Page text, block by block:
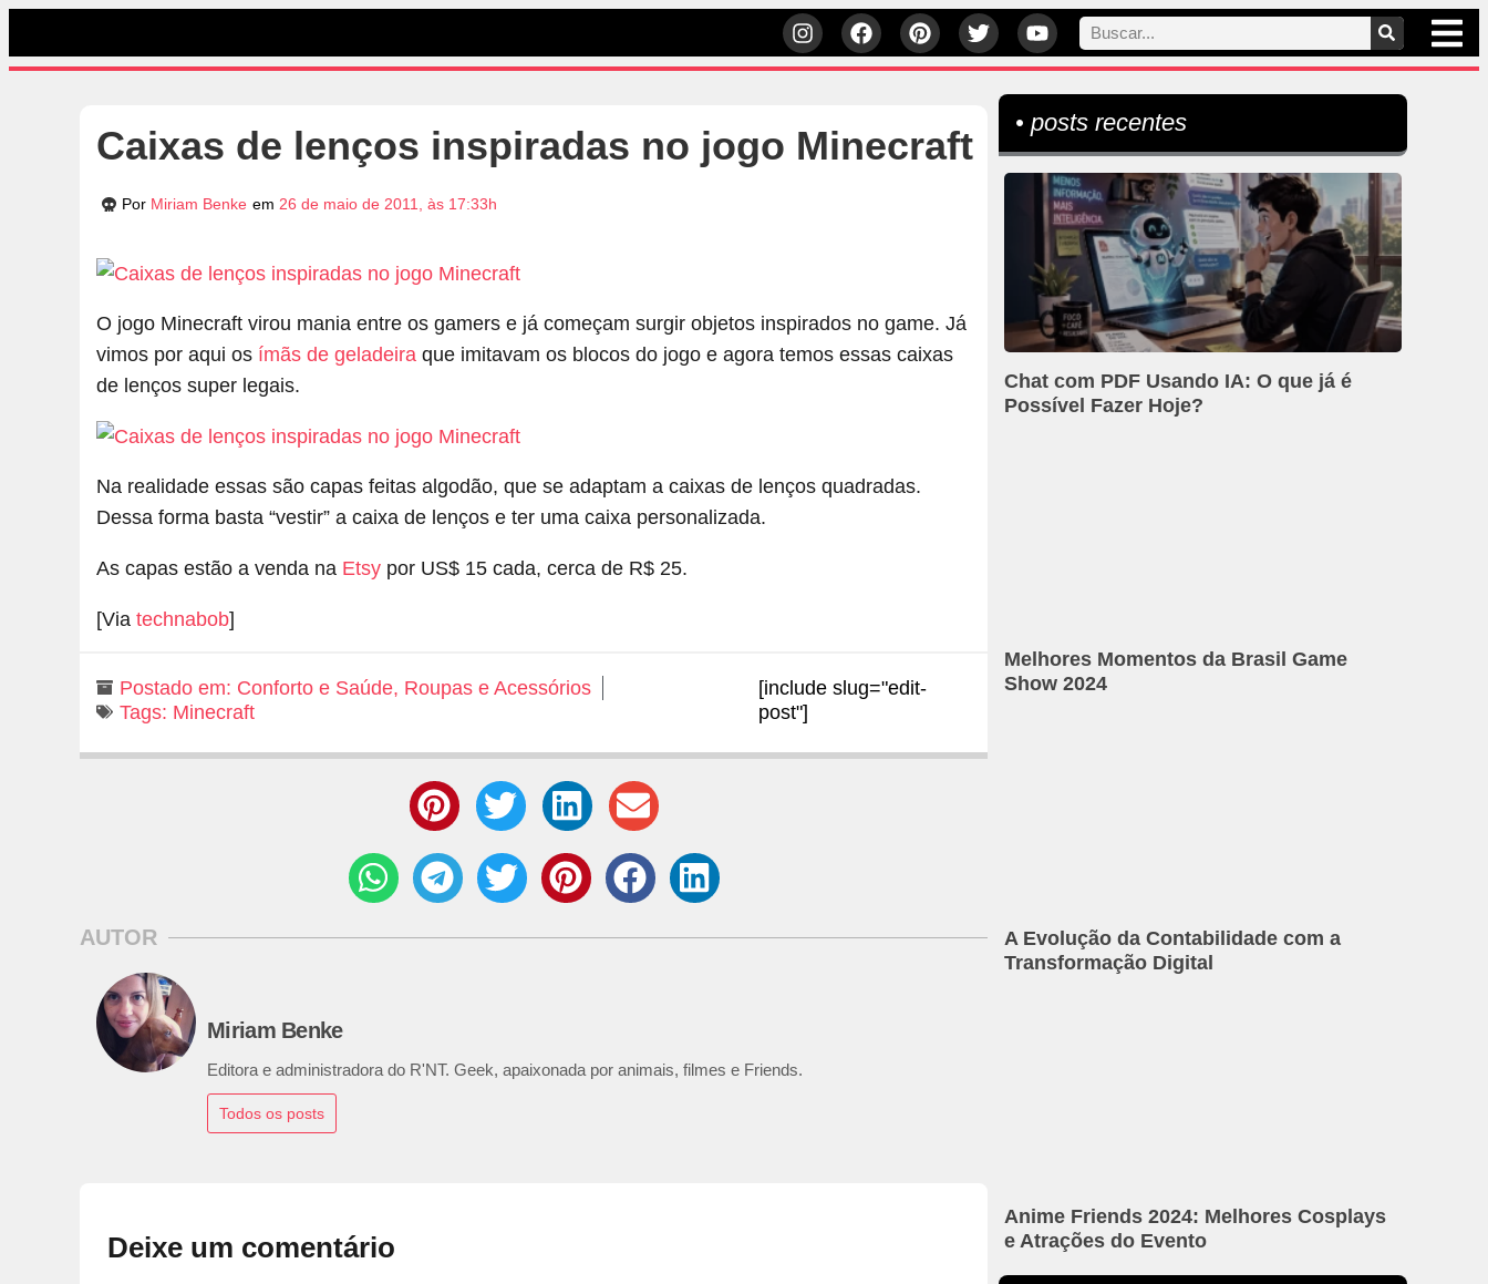
Caixas de lenços inspiradas no jogo Minecraft
Por Miriam Benke em 26 de maio de 2011, às 17:33h
O jogo Minecraft virou mania entre os gamers e já começam surgir objetos inspirados no game. Já
vimos por aqui os ímãs de geladeira que imitavam os blocos do jogo e agora temos essas caixas
de lenços super legais.
Na realidade essas são capas feitas algodão, que se adaptam a caixas de lenços quadradas.
Dessa forma basta “vestir” a caixa de lenços e ter uma caixa personalizada.
As capas estão a venda na Etsy por US$ 15 cada, cerca de R$ 25.
[Via technabob]
Postado em: Conforto e Saúde, Roupas e Acessórios
Tags: Minecraft
[include slug="edit-
post"]
AUTOR
Miriam Benke
Editora e administradora do R'NT. Geek, apaixonada por animais, filmes e Friends.
Todos os posts
Deixe um comentário
• posts recentes
Chat com PDF Usando IA: O que já é
Possível Fazer Hoje?
Melhores Momentos da Brasil Game
Show 2024
A Evolução da Contabilidade com a
Transformação Digital
Anime Friends 2024: Melhores Cosplays
e Atrações do Evento